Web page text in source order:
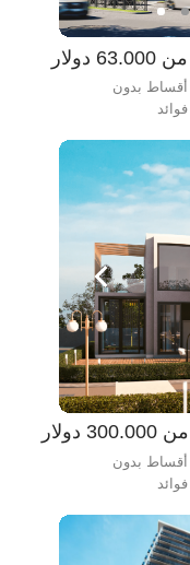
من 63.000 دولار
أقساط بدون
فوائد
من 300.000 دولار
أقساط بدون
فوائد